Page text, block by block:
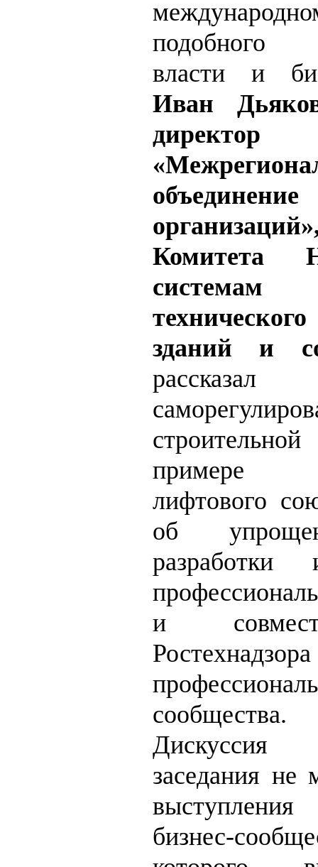
подобного
власти и
Иван
системам
зданий и
примере
лифтового
об
разработки
и
сообщества.
заседания не
выступления
бизнес-